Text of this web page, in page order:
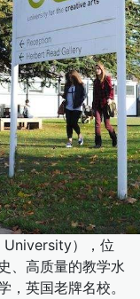
University），位
、高质量的教学水
英国老牌名校。